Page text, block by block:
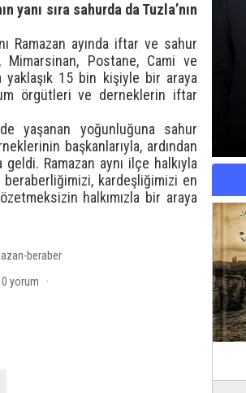
yanı sıra sahurda da Tuzla’nın
Ramazan ayında iftar ve sahur
Mimarsinan, Postane, Cami ve
yaklaşık 15 bin kişiyle bir araya
örgütleri ve derneklerin iftar
yaşanan yoğunluğuna sahur
başkanlarıyla, ardından
Ramazan aynı ilçe halkıyla
beraberliğimizi, kardeşliğimizi en
halkımızla bir araya
beraber
yorum ·